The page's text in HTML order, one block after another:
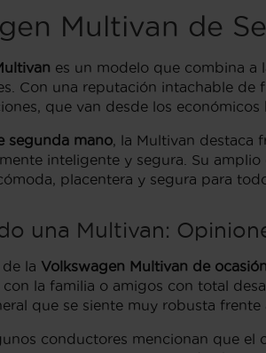
Multivan de
es un modelo que combina a
Con una reputación intachable
que van desde los
segunda mano, la Multivan destaca
inteligente y segura. Su
placentera y segura para
una Multivan:
la Volkswagen Multivan de ocasión
con la familia o amigos con total
que se siente muy robusta frente
conductores mencionan que el